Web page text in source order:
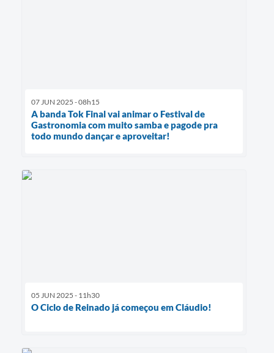
07 JUN 2025 - 08h15
A banda Tok Final vai animar o Festival de
Gastronomia com muito samba e pagode pra
todo mundo dançar e aproveitar!
05 JUN 2025 - 11h30
O Ciclo de Reinado já começou em Cláudio!